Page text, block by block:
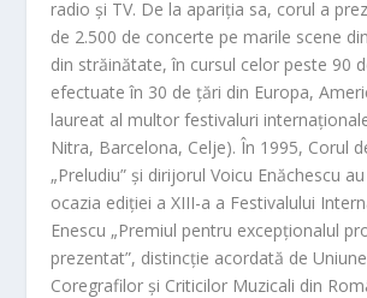
radio și TV. De la apariția sa, corul a
de 2.500 de concerte pe marile scene
din străinătate, în cursul celor peste 90
efectuate în 30 de țări din Europa,
laureat al multor festivaluri
Nitra, Barcelona, Celje). În 1995, Corul
„Preludiu” și dirijorul Voicu Enăchescu
ocazia ediției a XIII-a a Festivalului
Enescu „Premiul pentru excepționalul
prezentat”, distincție acordată de
Coregrafilor și Criticilor Muzicali din